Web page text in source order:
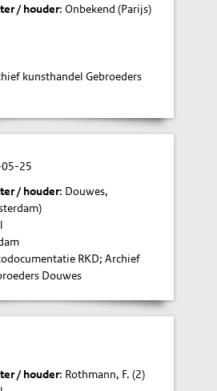
/ houder: Onbekend (Parijs)
kunsthandel Gebroeders
25
/ houder: Douwes,
RKD; Archief
Douwes
/ houder: Rothmann, F. (2)